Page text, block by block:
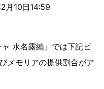
月10日14:59
ャ 水名露編』では下記ピ
メモリアの提供割合がア